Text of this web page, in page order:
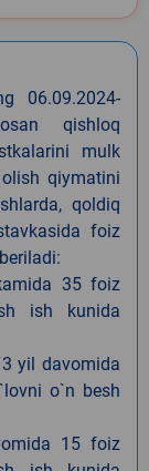
06.09.2024-
qishloq
mulk
qiymatini
qoldiq
foiz
35 foiz
ish kunida
yil davomida
o`n besh
15 foiz